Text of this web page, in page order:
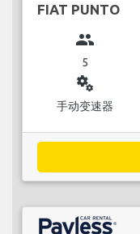
FIAT PUNTO
group
5
miscellaneous_services
手动变速器